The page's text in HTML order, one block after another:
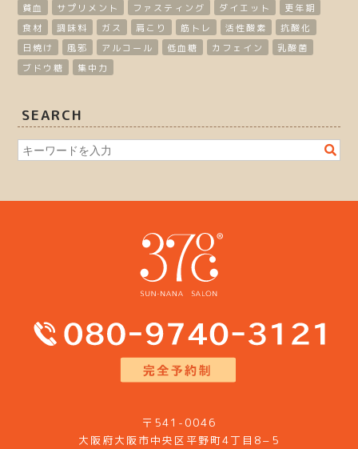
貧血
サプリメント ファスティング ダイエット
更年期
食材
調味料 ガス 肩こり 筋トレ 活性酸素
抗酸化
日焼け
風邪 アルコール 低血糖 カフェイン
乳酸菌
ブドウ糖
集中力
SEARCH
〒541-0046
大阪府大阪市中央区平野町4丁目8−5